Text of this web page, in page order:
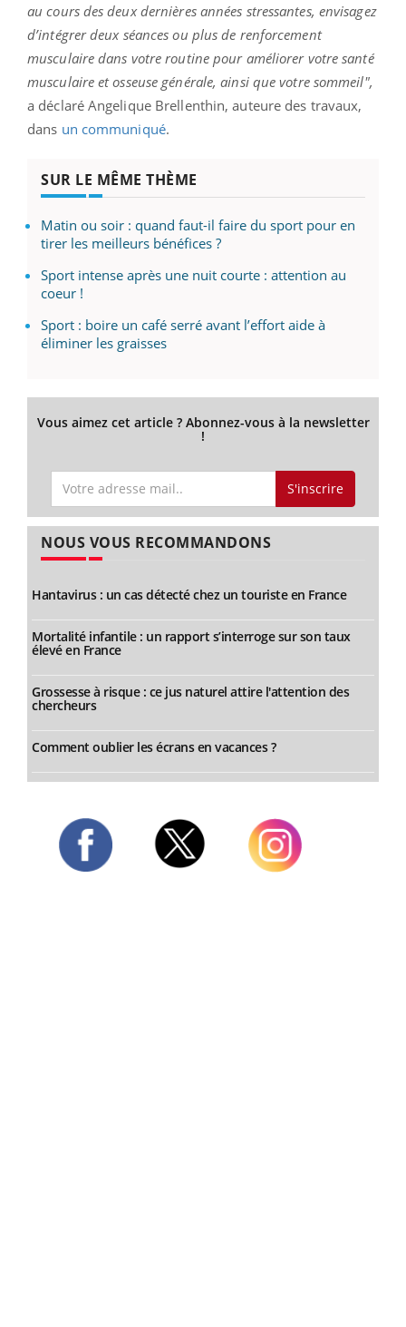
au cours des deux dernières années stressantes, envisagez
d’intégrer deux séances ou plus de renforcement
musculaire dans votre routine pour améliorer votre santé
musculaire et osseuse générale, ainsi que votre sommeil",
a déclaré Angelique Brellenthin, auteure des travaux,
dans un communiqué.
SUR LE MÊME THÈME
Matin ou soir : quand faut-il faire du sport pour en
tirer les meilleurs bénéfices ?
Sport intense après une nuit courte : attention au
coeur !
Sport : boire un café serré avant l’effort aide à
éliminer les graisses
Vous aimez cet article ? Abonnez-vous à la newsletter
!
S'inscrire
NOUS VOUS RECOMMANDONS
Hantavirus : un cas détecté chez un touriste en France
Mortalité infantile : un rapport s’interroge sur son taux
élevé en France
Grossesse à risque : ce jus naturel attire l'attention des
chercheurs
Comment oublier les écrans en vacances ?